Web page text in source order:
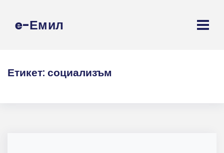
e-Емил
Етикет: социализъм